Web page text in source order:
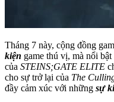
Tháng 7 này, cộng đồng
kiện game thú vị, mà nổi
của STEINS;GATE ELITE
cho sự trở lại của The
đầy cảm xúc với những sự